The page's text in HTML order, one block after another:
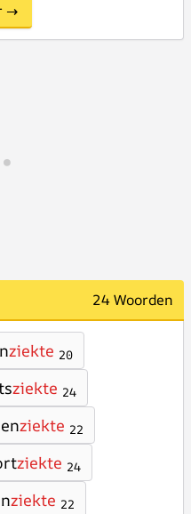
→
24 Woorden
ziekte 20
ziekte 24
ziekte 22
ziekte 24
ziekte 22